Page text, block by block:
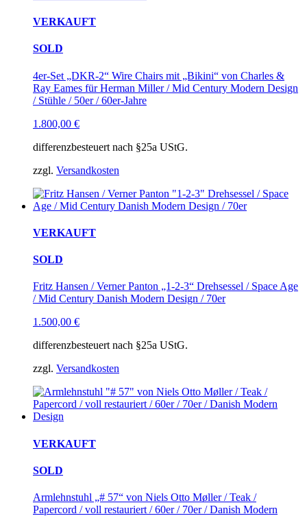
VERKAUFT
SOLD
4er-Set „DKR-2“ Wire Chairs mit „Bikini“ von Charles &
Ray Eames für Herman Miller / Mid Century Modern Design
/ Stühle / 50er / 60er-Jahre
1.800,00 €
differenzbesteuert nach §25a UStG.
zzgl. Versandkosten
VERKAUFT
SOLD
Fritz Hansen / Verner Panton „1-2-3“ Drehsessel / Space Age
/ Mid Century Danish Modern Design / 70er
1.500,00 €
differenzbesteuert nach §25a UStG.
zzgl. Versandkosten
VERKAUFT
SOLD
Armlehnstuhl „# 57“ von Niels Otto Møller / Teak /
Papercord / voll restauriert / 60er / 70er / Danish Modern